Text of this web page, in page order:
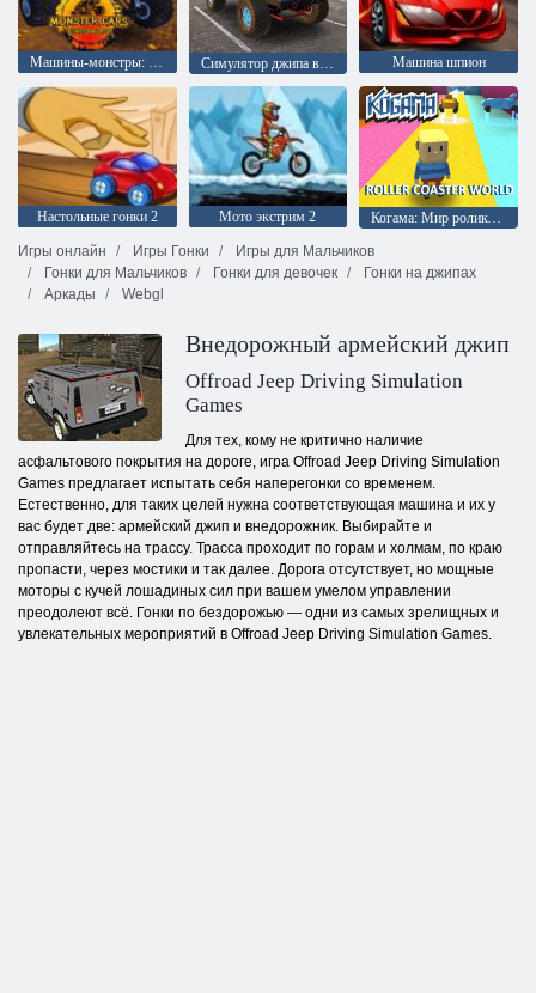
Машины-монстры: Окончательный симулятор Симулятор джипа внедорожника 4x4 Машина шпион
Настольные гонки 2 Мото экстрим 2
Когама: Мир роликовых машин
Игры онлайн
Игры Гонки
Игры для Мальчиков
Гонки для Мальчиков
Гонки для девочек
Гонки на джипах
Аркады
Webgl
Внедорожный армейский джип
Offroad Jeep Driving Simulation
Games
Для тех, кому не критично наличие
асфальтового покрытия на дороге, игра Offroad Jeep Driving Simulation
Games предлагает испытать себя наперегонки со временем.
Естественно, для таких целей нужна соответствующая машина и их у
вас будет две: армейский джип и внедорожник. Выбирайте и
отправляйтесь на трассу. Трасса проходит по горам и холмам, по краю
пропасти, через мостики и так далее. Дорога отсутствует, но мощные
моторы с кучей лошадиных сил при вашем умелом управлении
преодолеют всё. Гонки по бездорожью — одни из самых зрелищных и
увлекательных мероприятий в Offroad Jeep Driving Simulation Games.